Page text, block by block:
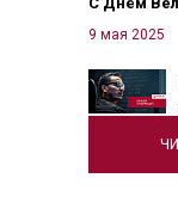
9 мая 2025